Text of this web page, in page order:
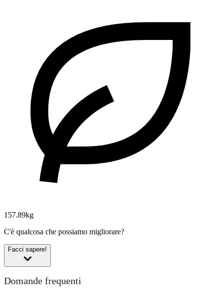
157.89kg
C'è qualcosa che possiamo migliorare?
Facci sapere!
Domande frequenti